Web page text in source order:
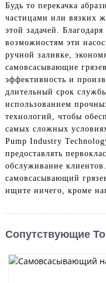
Будь то перекачка
частицами или вязких
этой задачей.
возможностям эти
ручной заливке,
самовсасывающие
эффективность и
длительный срок
использованием
технологий, чтобы
самых сложных
Pump Industry
предоставлять
обслуживание
самовсасывающий
ищите ничего, кроме
Сопутствующие